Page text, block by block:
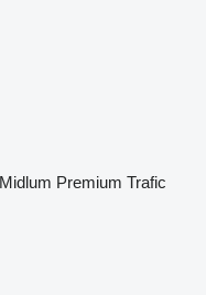
Midlum Premium Trafic